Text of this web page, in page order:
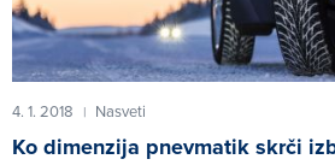
4. 1. 2018 | Nasveti
Ko dimenzija pnevmatik skrči